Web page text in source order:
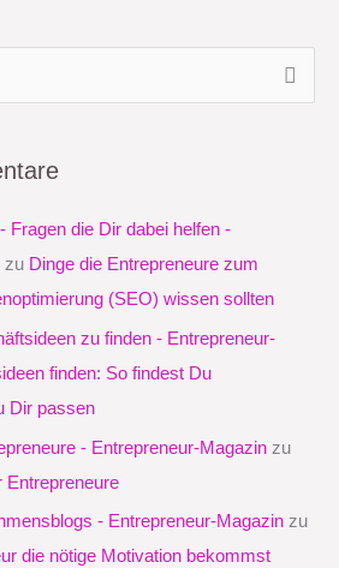
Fragen die Dir dabei helfen -
zu Dinge die Entrepreneure zum
(SEO) wissen sollten
zu finden - Entrepreneur-
finden: So findest Du
Dir passen
- Entrepreneur-Magazin zu
Entrepreneure
- Entrepreneur-Magazin zu
die nötige Motivation bekommst